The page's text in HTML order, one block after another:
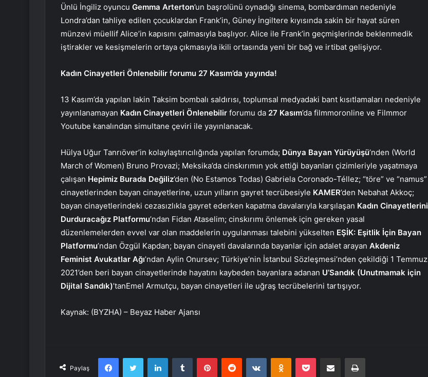
Ünlü İngiliz oyuncu Gemma Arterton’un başrolünü oynadığı sinema, bombardıman nedeniyle
Londra’dan tahliye edilen çocuklardan Frank’in, Güney İngiltere kıyısında sakin bir hayat süren
münzevi müellif Alice’in kapısını çalmasıyla başlıyor. Alice ile Frank’in geçmişlerinde beklenmedik
iştirakler ve kesişmelerin ortaya çıkmasıyla ikili ortasında yeni bir bağ ve irtibat gelişiyor.
Kadın Cinayetleri Önlenebilir forumu 27 Kasım’da yayında!
13 Kasım’da yapılan lakin Taksim bombalı saldırısı, toplumsal medyadaki bant kısıtlamaları nedeniyle
yayınlanamayan Kadın Cinayetleri Önlenebilir forumu da 27 Kasım’da filmmoronline ve Filmmor
Youtube kanalından simultane çeviri ile yayınlanacak.
Hülya Uğur Tanrıöver’in kolaylaştırıcılığında yapılan forumda; Dünya Bayan Yürüyüşü’nden (World
March of Women) Bruno Provazi; Meksika’da cinskırımın yok ettiği bayanları çizimleriyle yaşatmaya
çalışan Hepimiz Burada Değiliz’den (No Estamos Todas) Gabriela Coronado-Téllez; “töre” ve “namus”
cinayetlerinden bayan cinayetlerine, uzun yılların gayret tecrübesiyle KAMER’den Nebahat Akkoç;
bayan cinayetlerindeki cezasızlıkla gayret ederken kapatma davalarıyla karşılaşan Kadın Cinayetlerini
Durduracağız Platformu’ndan Fidan Ataselim; cinskırımı önlemek için gereken yasal
düzenlemelerden evvel var olan maddelerin uygulanması talebini yükselten EŞİK: Eşitlik İçin Bayan
Platformu’ndan Özgül Kapdan; bayan cinayeti davalarında bayanlar için adalet arayan Akdeniz
Feminist Avukatlar Ağı’ndan Aylin Onursev; Türkiye’nin İstanbul Sözleşmesi’nden çekildiği 1 Temmuz
2021’den beri bayan cinayetlerinde hayatını kaybeden bayanlara adanan U’Sandık (Unutmamak için
Dijital Sandık)’tanEmel Armutçu, bayan cinayetleri ile uğraş tecrübelerini tartışıyor.
Kaynak: (BYZHA) – Beyaz Haber Ajansı
Paylaş
FacebookTwitter LinkedInTumblr PinterestReddit VKontakteOdnoklassniki
Pocket E-Posta ile paylaş Yazdır